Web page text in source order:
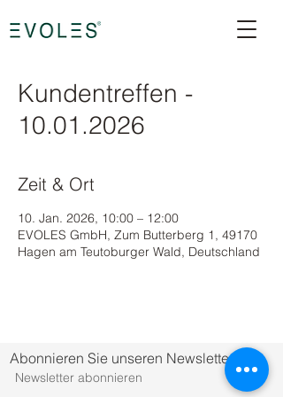
Kundentreffen -
10.01.2026
Zeit & Ort
10. Jan. 2026, 10:00 – 12:00
EVOLES GmbH, Zum Butterberg 1, 49170
Hagen am Teutoburger Wald, Deutschland
Abonnieren Sie unseren Newsletter.
Newsletter abonnieren